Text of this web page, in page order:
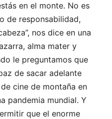
en el monte. No es
de responsabilidad,
nos dice en una
alma mater y
le preguntamos que
de sacar adelante
cine de montaña en
pandemia mundial. Y
que el enorme